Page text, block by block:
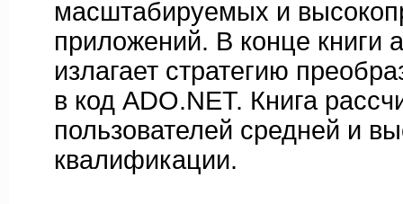
масштабируемых и
приложений. В конце книги
излагает стратегию
в код ADO.NET. Книга
пользователей средней и
квалификации.